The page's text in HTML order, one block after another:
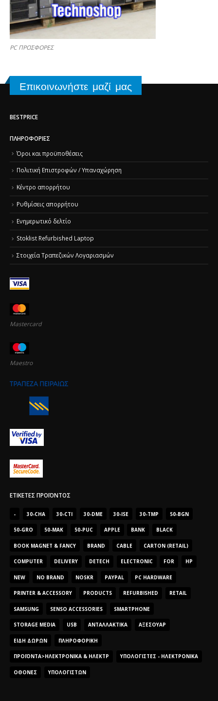
PC ΠΡΟΣΦΟΡΕΣ
Επικοινωνήστε μαζί μας
BESTPRICE
ΠΛΗΡΟΦΟΡΊΕΣ
Όροι και προϋποθέσεις
Πολιτική Επιστροφών / Υπαναχώρηση
Κέντρο απορρήτου
Ρυθμίσεις απορρήτου
Ενημερωτικό δελτίο
Stoklist Refurbished Laptop
Στοιχεία Τραπεζικών Λογαριασμών
Mastercard
Maestro
ΕΤΙΚΈΤΕΣ ΠΡΟΪΌΝΤΟΣ
- 30-CHA 30-CTI 30-DME 30-ISE 30-TMP 50-BGN
50-GRO 50-MAK 50-PUC APPLE BANK BLACK
BOOK MAGNET & FANCY BRAND CABLE CARTON (RETAIL)
COMPUTER DELIVERY DETECH ELECTRONIC FOR HP
NEW NO BRAND NOSKR PAYPAL PC HARDWARE
PRINTER & ACCESSORY PRODUCTS REFURBISHED RETAIL
SAMSUNG SENSO ACCESSORIES SMARTPHONE
STORAGE MEDIA USB ΑΝΤΑΛΛΑΚΤΙΚΆ ΑΞΕΣΟΥΆΡ
ΕΊΔΗ ΔΏΡΩΝ ΠΛΗΡΟΦΟΡΙΚΉ
ΠΡΟΪΌΝΤΑ>ΗΛΕΚΤΡΟΝΙΚΆ & ΗΛΕΚΤΡ ΥΠΟΛΟΓΙΣΤΈΣ - ΗΛΕΚΤΡΟΝΙΚΆ
ΟΘΌΝΕΣ ΥΠΟΛΟΓΙΣΤΏΝ